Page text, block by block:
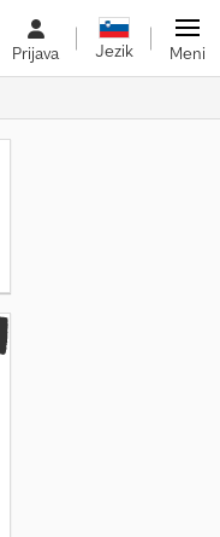
Prijava Jezik Meni